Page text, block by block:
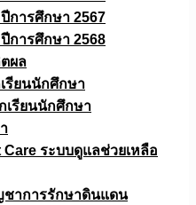
ปีการศึกษา 2567
ปีการศึกษา 2568
ผล
รียนนักศึกษา
เรียนนักศึกษา
Care ระบบดูแลช่วยเหลือ
าการรักษาดินแดน